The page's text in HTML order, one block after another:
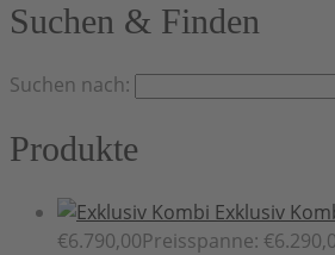
Suchen & Finden
Suchen nach:
Produkte
Exklusiv
€6.790,00Preisspanne: